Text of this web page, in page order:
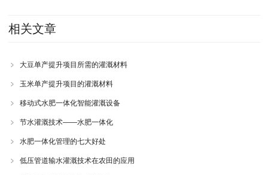
相关文章
大豆单产提升项目所需的灌溉材料
玉米单产提升项目的灌溉材料
移动式水肥一体化智能灌溉设备
节水灌溉技术——水肥一体化
水肥一体化管理的七大好处
低压管道输水灌溉技术在农田的应用